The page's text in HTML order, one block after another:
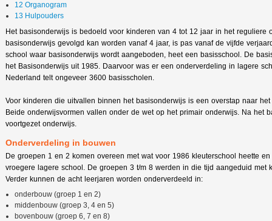
12 Organogram
13 Hulpouders
Het basisonderwijs is bedoeld voor kinderen van 4 tot 12 jaar in het reguliere
basisonderwijs gevolgd kan worden vanaf 4 jaar, is pas vanaf de vijfde
school waar basisonderwijs wordt aangeboden, heet een basisschool. De
het Basisonderwijs uit 1985. Daarvoor was er een onderverdeling in lagere
Nederland telt ongeveer 3600 basisscholen.
Voor kinderen die uitvallen binnen het basisonderwijs is een overstap naar
Beide onderwijsvormen vallen onder de wet op het primair onderwijs. Na het
voortgezet onderwijs.
Onderverdeling in bouwen
De groepen 1 en 2 komen overeen met wat voor 1986 kleuterschool heette
vroegere lagere school. De groepen 3 t/m 8 werden in die tijd aangeduid met
Verder kunnen de acht leerjaren worden onderverdeeld in:
onderbouw (groep 1 en 2)
middenbouw (groep 3, 4 en 5)
bovenbouw (groep 6, 7 en 8)